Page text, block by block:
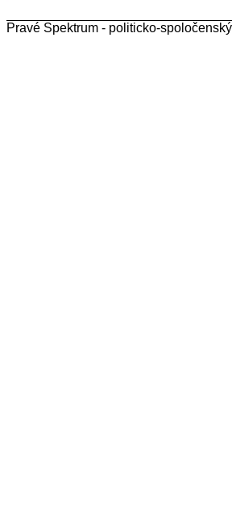
Pravé Spektrum - politicko-